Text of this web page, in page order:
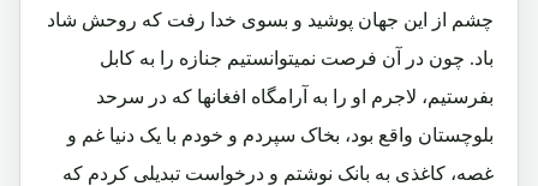
چشم از این جهان پوشید و بسوی خدا رفت که روحش شاد
باد. چون در آن فرصت نمیتوانستیم جنازه را به کابل
بفرستیم، لاجرم او را به آرامگاه افغانها که در سرحد
بلوچستان واقع بود، بخاک سپردم و خودم با یک دنیا غم و
غصه، کاغذی به بانک نوشتم و درخواست تبدیلی کردم که